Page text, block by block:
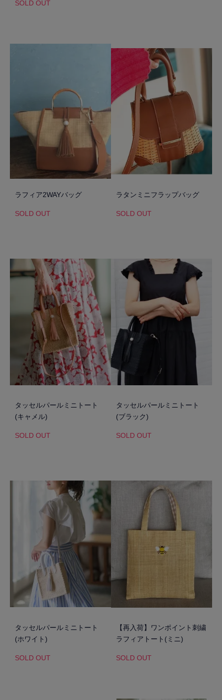
SOLD OUT
ラフィア2WAYバッグ
SOLD OUT
ラタンミニフラップバッグ
SOLD OUT
タッセルパールミニトート
(キャメル)
SOLD OUT
タッセルパールミニトート
(ブラック)
SOLD OUT
タッセルパールミニトート
(ホワイト)
SOLD OUT
【再入荷】ワンポイント刺繍
ラフィアトート(ミニ)
SOLD OUT